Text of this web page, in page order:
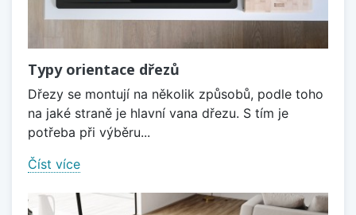
Typy orientace dřezů
Dřezy se montují na několik způsobů, podle toho
na jaké straně je hlavní vana dřezu. S tím je
potřeba při výběru...
Číst více